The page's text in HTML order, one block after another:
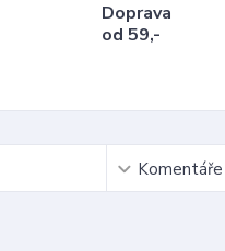
Doprava
od 59,-
Komentáře